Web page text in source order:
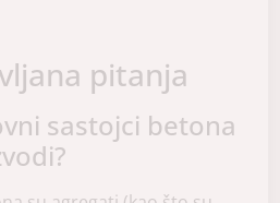
pitanja
sastojci betona